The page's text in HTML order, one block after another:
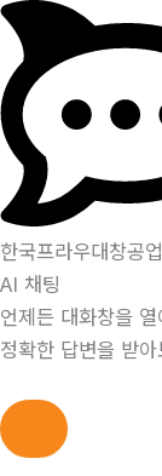
한국프라우대창공업
AI 채팅
언제든 대화창을
정확한 답변을 받